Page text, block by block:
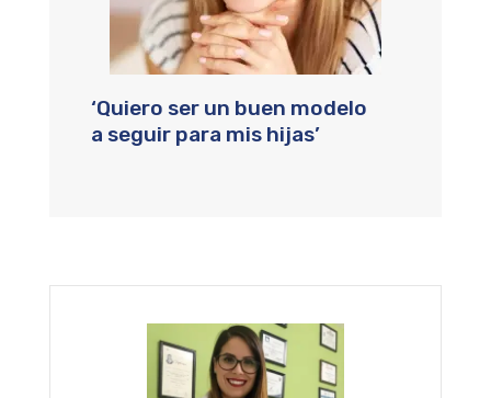
‘Quiero ser un buen modelo
a seguir para mis hijas’